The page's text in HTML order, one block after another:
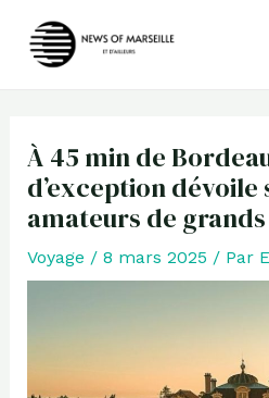
À 45 min de
d’exception
amateurs de
Voyage / 8 mars 2025 / Par